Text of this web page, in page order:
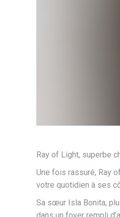
Ray of Light, superbe
Une fois rassuré, Ray
votre quotidien à ses
Sa sœur Isla Bonita,